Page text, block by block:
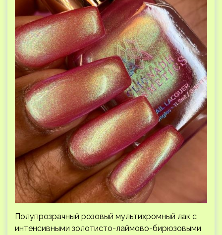
Полупрозрачный розовый мультихромный лак с
интенсивными золотисто-лаймово-бирюзовыми